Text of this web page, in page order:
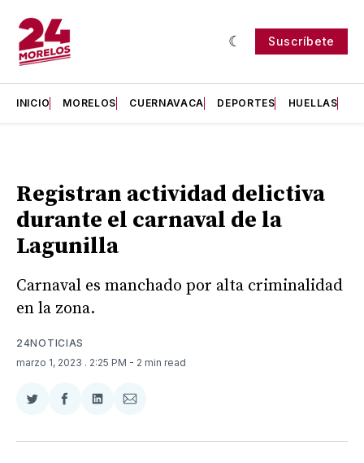
Suscríbete
INICIO MORELOS CUERNAVACA DEPORTES HUELLAS
Registran actividad delictiva
durante el carnaval de la
Lagunilla
Carnaval es manchado por alta criminalidad
en la zona.
24NOTICIAS
marzo 1, 2023 . 2:25 PM - 2 min read
Compartir
Twitter
Compartir
Facebook
Compartir
LinkedIn
Compartir
Email